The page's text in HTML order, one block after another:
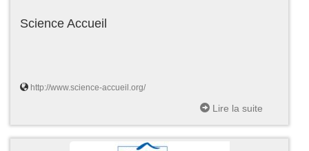
Science Accueil
http://www.science-accueil.org/
Lire la suite